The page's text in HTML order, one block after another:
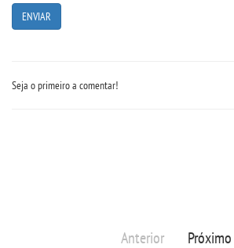
Seja o primeiro a comentar!
Anterior Próximo